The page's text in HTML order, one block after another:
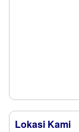
Lokasi Kami